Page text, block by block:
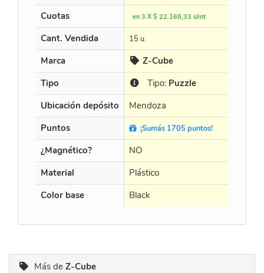
Cuotas
en 3 X $ 22.168,33 s/int
Cant. Vendida 15 u.
Marca Z-Cube
Tipo
Tipo: Puzzle
Ubicación depósito
Mendoza
Puntos
¡Sumás 1705 puntos!
¿Magnético? NO
Material
Plástico
Color base
Black
Más de Z-Cube